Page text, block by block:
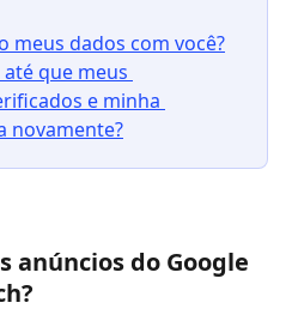
meus dados com você?
que meus
e minha
novamente?
anúncios do Google